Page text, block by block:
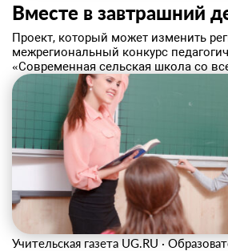
Вместе в завтрашний
Проект, который может изменить
межрегиональный конкурс
«Современная сельская школа со
Учительская газета UG.RU ·